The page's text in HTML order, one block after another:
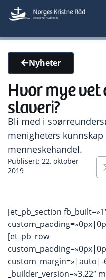
Nyheter
Hvor mye vet
slaveri?
Bli med i
menigheters
menneskehandel.
Publisert: 22. oktober
2019
[et_pb_section
[et_pb_row
_builder_version=»3.22″